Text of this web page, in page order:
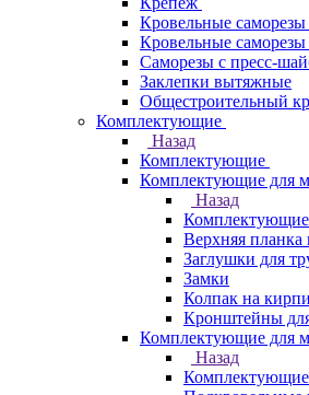
Кровельные
Кровельные саморезы
Саморезы с пресс-
Заклепки вытяжные
Общестроительный
Комплектующие
Назад
Комплектующие
Комплектующие для
Назад
Комплектующие
Верхняя планка
Заглушки для
Замки
Колпак на
Кронштейны
Комплектующие для
Назад
Комплектующие